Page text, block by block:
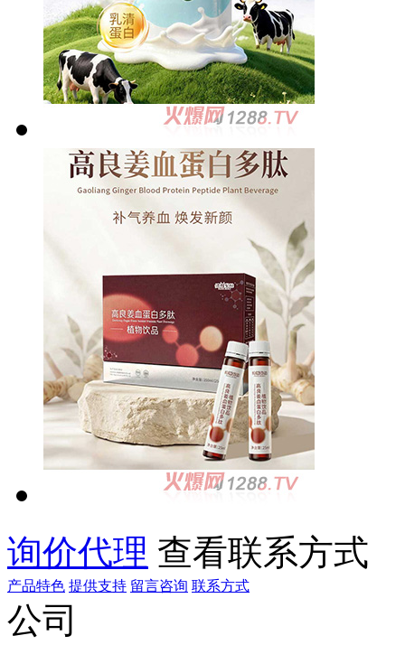
询价代理 查看联系方式
产品特色 提供支持 留言咨询 联系方式
公司